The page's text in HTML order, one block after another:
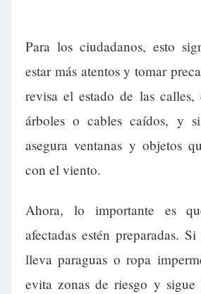
Para los ciudadanos, esto
estar más atentos y tomar
revisa el estado de las calles,
árboles o cables caídos, y
asegura ventanas y objetos
con el viento.
Ahora, lo importante es
afectadas estén preparadas.
lleva paraguas o ropa
evita zonas de riesgo y sigue